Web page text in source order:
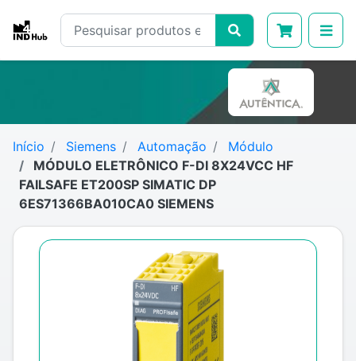
Início Siemens Automação
Módulo
MÓDULO ELETRÔNICO F-DI 8X24VCC HF
FAILSAFE ET200SP SIMATIC DP
6ES71366BA010CA0 SIEMENS